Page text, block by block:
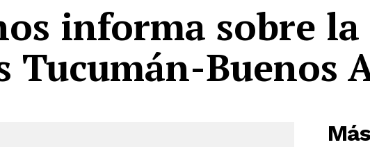
informa sobre la
Tucumán-Buenos